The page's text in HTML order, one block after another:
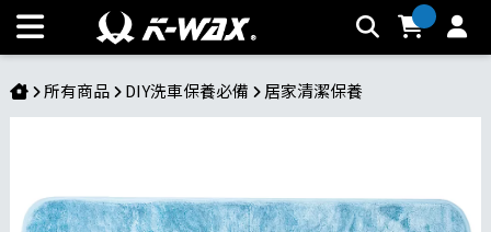
T95 蝌蚪吸水布 | 超強吸水性 布面柔軟不傷車 汽車、機車、居
家皆可使用 | K-WAX台灣汽車美容材料
所有商品 DIY洗車保養必備 居家清潔保養